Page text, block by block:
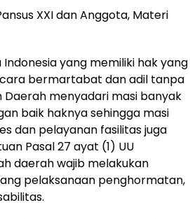
XXI dan Anggota, Materi
yang memiliki hak yang
bermartabat dan adil tanpa
Daerah menyadari masi banyak
baik haknya sehingga masi
dan pelayanan fasilitas juga
Pasal 27 ayat (1) UU
daerah wajib melakukan
pelaksanaan penghormatan,